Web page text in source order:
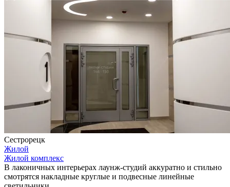
Сестрорецк
Жилой
Жилой комплекс
В лаконичных интерьерах лаунж-студий аккуратно и стильно
смотрятся накладные круглые и подвесные линейные